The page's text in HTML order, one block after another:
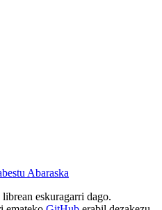
Abaraska
eskuragarri dago.